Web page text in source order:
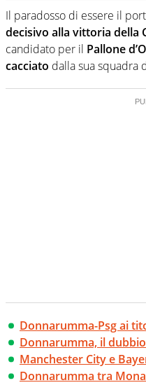
appassionato su
calciomercato, F1,
volley, basket: su
sanno che
zero faziosità. La
giornalisti ed esperti
rimessa quando
verso la rete, sia
Il paradosso di essere il
decisivo alla vittoria della
candidato per il Pallone
cacciato dalla sua squadra
Donnarumma-Psg ai
Donnarumma, il
Manchester City e
Donnarumma tra